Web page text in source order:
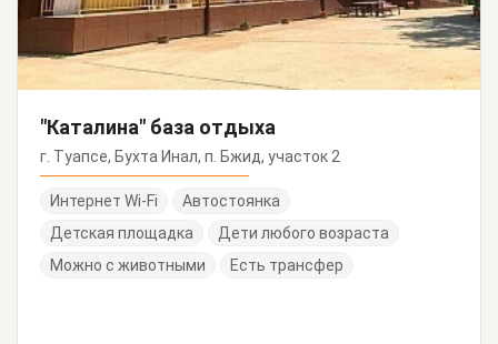
"Каталина" база отдыха
г. Туапсе, Бухта Инал, п. Бжид, участок 2
Интернет Wi-Fi
Автостоянка
Детская площадка
Дети любого возраста
Можно с животными
Есть трансфер